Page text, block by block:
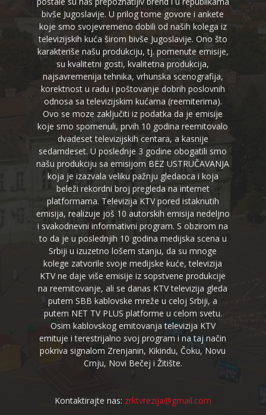
bivše Jugoslavije. U prilog tome govore i ankete
koje smo svojevremeno dobili od naših kolega iz
televizijskih kuća širom bivše Jugoslavije. Ono što
karakteriše našu produkciju, tj. pomenute emisije,
su kvalitetni gosti, kvalitetna produkcija,
najsavremenija tehnika, vrhunska scenografija,
korektnost u radu i poštovanje dobrih poslovnih
odnosa sa televizijskim kućama (reemiterima).
Ovo se moze zaključiti iz podatka da je emisije
koje smo spomenuli, prvih 10 godina reemitovalo
dvadeset televizijskih centara, a kasnije
sedamdeset. U poslednje 3 godine obogatili smo
našu produkciju sa emisijom BEZ USTRUČAVANJA
koja je izazvala veliku pažnju gledaoca i koja
beleži rekordni broj pregleda na internet
platformama. Televizija KTV pored istaknutih
emisija, realizuje još 10 autorskih emisija nedeljno
i svakodnevni informativni program. S obzirom na
to da je u poslednjih 10 godina medijska scena u
Srbiji u izuzetno lošem stanju, da su mnoge
kolege zatvorile svoje medijske kuće, televizija
KTV ne daje više emisije iz sopstvene produkcije
na reemitovanje, ali se danas KTV televizija gleda
putem SBB kablovske mreže u celoj Srbiji, a
putem NET TV PLUS platforme u celom svetu.
Osim kablovskog emitovanja televizija KTV
emituje i terestrijalno svoj program i na taj način
pokriva signalom Zrenjanin, Kikindu, Čoku, Novu
Crnju, Novi Bečej i Žitište.
Kontaktirajte nas: zrktvrezija@gmail.com